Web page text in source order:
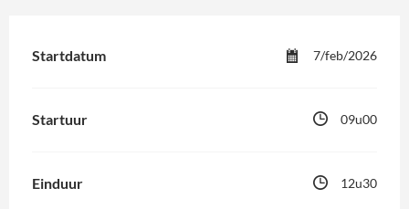
Startdatum 7/feb/2026
Startuur 09u00
Einduur 12u30